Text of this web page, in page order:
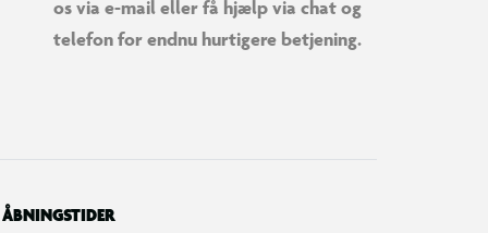
os via e-mail eller få hjælp via chat og
telefon for endnu hurtigere betjening.
ÅBNINGSTIDER